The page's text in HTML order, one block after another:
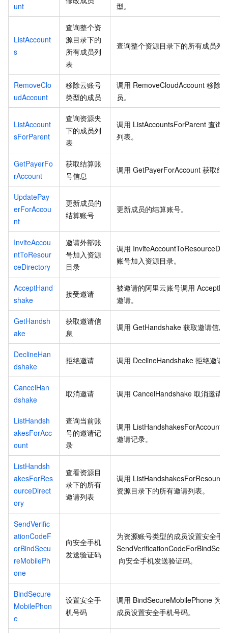
unt 型。
ListAccount
s
查询整个资
源目录下的
所有成员列
表
查询整个资源目录下的所有成员列
RemoveClo
udAccount
移除云账号
类型的成员
调用 RemoveCloudAccount 移除
员。
ListAccount
sForParent
查询资源夹
下的成员列
表
调用 ListAccountsForParent 查询
列表。
GetPayerFo
rAccount
获取结算账
号信息
调用 GetPayerForAccount 获取结
UpdatePay
erForAccou
nt
更新成员的
结算账号
更新成员的结算账号。
InviteAccou
ntToResour
ceDirectory
邀请外部账
号加入资源
目录
调用
账号加入资源目录。
AcceptHand
shake
接受邀请
被邀请的阿里云账号调用
邀请。
GetHandsh
ake
获取邀请信
息
调用 GetHandshake 获取邀请信息
DeclineHan
dshake
拒绝邀请 调用 DeclineHandshake 拒绝邀请
CancelHan
dshake
取消邀请 调用 CancelHandshake 取消邀请
ListHandsh
akesForAcc
ount
查询当前账
号的邀请记
录
调用 ListHandshakesForAccount
邀请记录。
ListHandsh
akesForRes
ourceDirect
ory
查看资源目
录下的所有
邀请列表
调用
资源目录下的所有邀请列表。
SendVerific
ationCodeF
orBindSecu
reMobilePh
one
向安全手机
发送验证码
为资源账号类型的成员设置安全手
向安全手机发送验证码。
BindSecure
MobilePhon
e
设置安全手
机号码
调用 BindSecureMobilePhone 为
成员设置安全手机号码。